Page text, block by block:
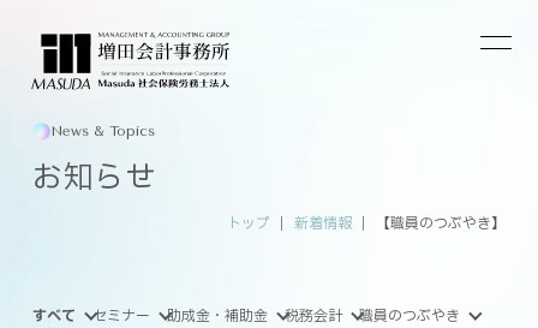
News & Topics
お知らせ
トップ 新着情報 【職員のつぶやき】
すべて セミナー 助成金・補助金 税務会計
職員のつぶやき